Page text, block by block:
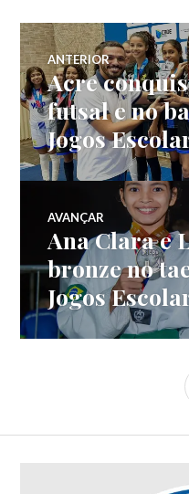
ANTERIOR
Acre
futsal e no
Jogos
AVANÇAR
Ana Clara e
bronze no
Jogos